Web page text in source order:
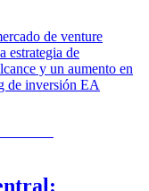
de venture
estrategia de
y un aumento en
de inversión EA